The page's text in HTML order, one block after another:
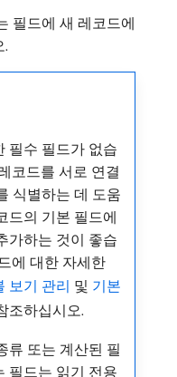
필드에 새 레코드에
.
필수 필드가 없습
코드를 서로 연결
식별하는 데 도움
드의 기본 필드에
가하는 것이 좋습
에 대한 자세한
보기 관리 및 기본
조하십시오.
류 또는 계산된 필
필드는 읽기 전용